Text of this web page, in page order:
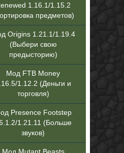
1.16.1/1.15.2
предметов)
Origins 1.21.1/1.19.4
(Выбери свою
предысторию)
Мод FTB Money
1.12.2 (Деньги и
торговля)
Presence Footstep
1.21.11 (Больше
звуков)